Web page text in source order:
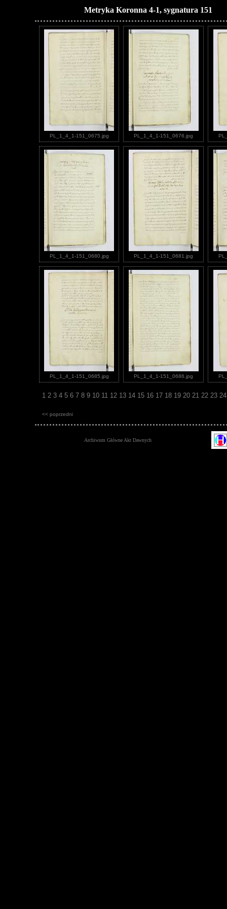
Metryka Koronna 4-1, sygnatura 151
PL_1_4_1-151_0675.jpg PL_1_4_1-151_0676.jpg
PL_1_4_1-151_0680.jpg PL_1_4_1-151_0681.jpg
PL_1_4_1-151_0685.jpg PL_1_4_1-151_0686.jpg
1 2 3 4 5 6 7 8 9 10 11 12 13 14 15 16 17 18 19 20 21 22 23
<< poprzedni
Archiwum Główne Akt Dawnych